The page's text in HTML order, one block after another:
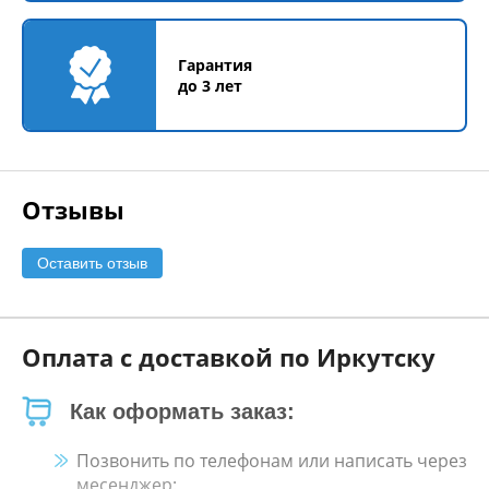
Гарантия
до 3 лет
Отзывы
Оставить отзыв
Оплата с доставкой по Иркутску
Как оформать заказ:
Позвонить по телефонам или написать через